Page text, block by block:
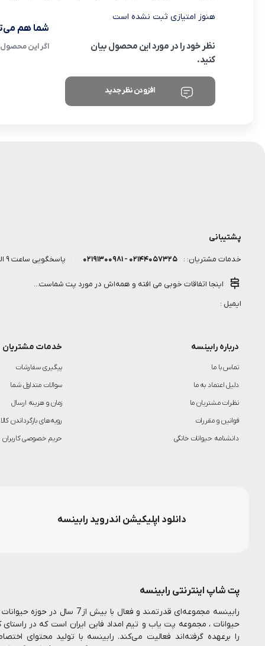
هنوز امتیازی ثبت نشده است
نظر خود را در مورد این محصول بیان
کنید.
افزودن نظر جدید
شما هم
اگر این محصول
پشتیبانی
خدمات مشتریان: : ۰۲۱۴۴۰۵۷۳۲۵ - ۰۲۱۹۱۳۰۰۹۸۱ پاسخگویی ساعت 9 الی 18 روز کاری
اینجا اتفاقات خوبی می افته و همه‌اش در مورد پت شماست...
ایمیل :
درباره رابینسه
تماس با ما
دلیل اعتماد به ما
نظرات مشتریان ما
قوانین و مقررات
دانشنامه حیوانات خانگی
خدمات مشتریان
پیگیری سفارشات
سوالات متداول شما
زمان و هزینه ارسال
رویه‌های بازگرداندن کالا
حریم خصوصی کاربران
دانلود اپلیکیشن اندروید رابینسه
پت شاپ اینترنتی رابینسه
رابینسه مجموعه‌ای قدرتمند و
حیوانات ، مجموعه پت یاب و تیم امداد فاین ایران است که در
را برعهده گرفته‌اند فعالیت می‌کند. رابینسه با تولید محتوای